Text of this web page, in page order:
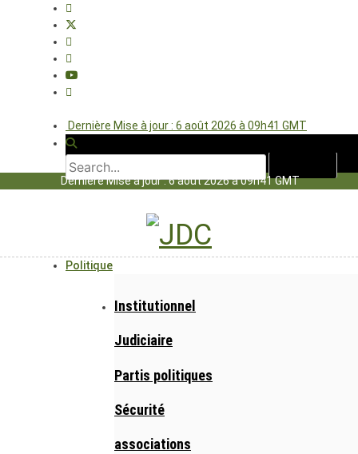
Dernière Mise à jour : 6 août 2026 à 09h41 GMT
Dernière Mise à jour : 6 août 2026 à 09h41 GMT
Politique
Institutionnel
Judiciaire
Partis politiques
Sécurité
associations